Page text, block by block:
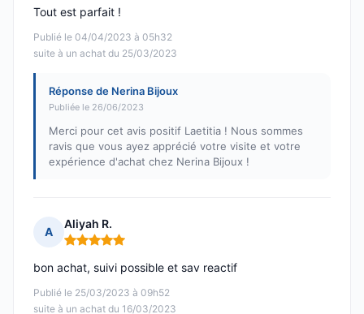
Publié le 04/04/2023 à 05h32
suite à un achat du 25/03/2023
Tout est parfait !
Réponse de Nerina Bijoux
Publiée le 26/06/2023
Merci pour cet avis positif Laetitia ! Nous sommes
ravis que vous ayez apprécié votre visite et votre
expérience d'achat chez Nerina Bijoux !
A
Aliyah R.
Note : 5 sur 5
Publié le 25/03/2023 à 09h52
suite à un achat du 16/03/2023
bon achat, suivi possible et sav reactif